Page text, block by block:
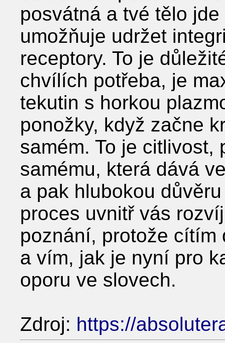
posvátná a tvé tělo
umožňuje udržet
receptory. To je
chvílích potřeba, je
tekutin s horkou
ponožky, když začne
samém. To je citlivost,
samému, která dává
a pak hlubokou
proces uvnitř vás
poznání, protože cítím
a vím, jak je nyní pro
oporu ve slovech.
Zdroj: https://